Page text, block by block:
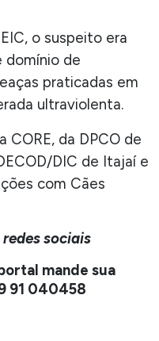
o suspeito era
domínio de
praticadas em
ultraviolenta.
da DPCO de
DIC de Itajaí e
com Cães
sociais
mande sua
91 040458